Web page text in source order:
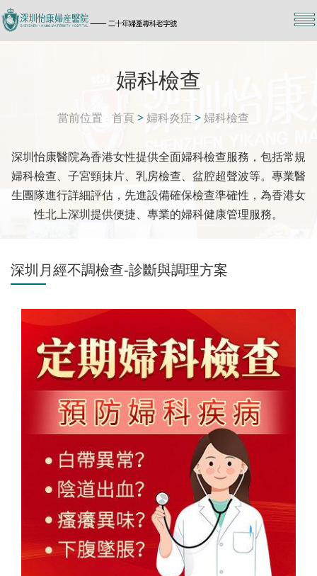
婦科檢查
當前位置 首頁 >婦科炎症 >婦科檢查
深圳怡康醫院為香港女性提供全面婦科檢查服務，包括常規
婦科檢查、子宮頸抹片、乳房檢查、盆腔超聲波等。專業醫
生團隊進行詳細評估，先進設備確保檢查準確性，為香港女
性北上深圳提供便捷、專業的婦科健康管理服務。
深圳月經不調檢查-診斷與調理方案